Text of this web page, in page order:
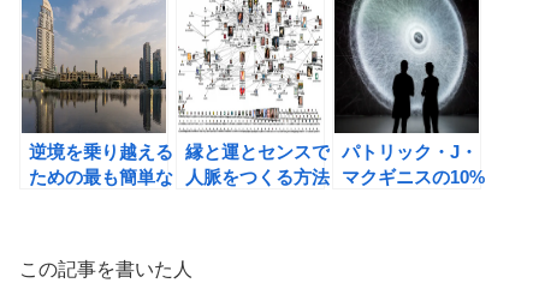
成功者になれる本
（塚本亮著）の書
評
ッグバンイノベー
ションの書評
逆境を乗り越える
ための最も簡単な
縁と運とセンスで
人脈をつくる方法
パトリック・J・
マクギニスの10%
この記事を書いた人